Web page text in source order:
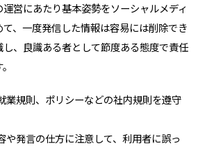
営にあたり基本姿勢をソーシャルメディ
、一度発信した情報は容易には削除でき
、良識ある者として節度ある態度で責任
業規則、ポリシーなどの社内規則を遵守
や発言の仕方に注意して、利用者に誤っ